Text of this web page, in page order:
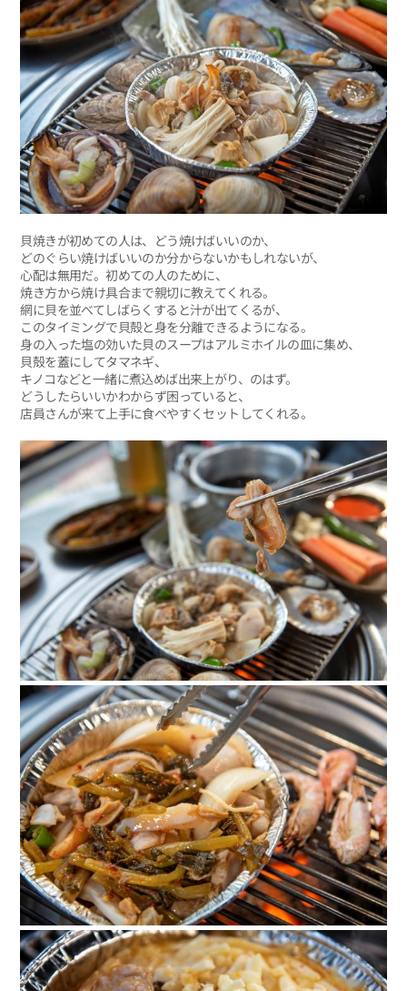
貝焼きが初めての人は、どう焼けばいいのか、
どのぐらい焼けばいいのか分からないかもしれないが、
心配は無用だ。初めての人のために、
焼き方から焼け具合まで親切に教えてくれる。
網に貝を並べてしばらくすると汁が出てくるが、
このタイミングで貝殻と身を分離できるようになる。
身の入った塩の効いた貝のスープはアルミホイルの皿に集め、
貝殻を蓋にしてタマネギ、
キノコなどと一緒に煮込めば出来上がり、のはず。
どうしたらいいかわからず困っていると、
店員さんが来て上手に食べやすくセットしてくれる。